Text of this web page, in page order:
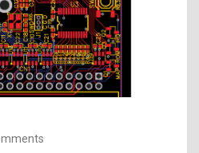
p
h
o
n
y